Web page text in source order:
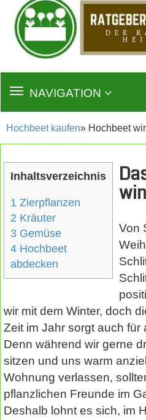
TOGGLE
NAVIGATION
NAVIGATION
Hochbeet kaufen» Hochbeet
Inhaltsverzeichnis
1 Zierpflanzen
2 Kräuter
3 Gemüse
4 Hochbeet
abdecken
Von
wir mit dem Winter, doch
Zeit im Jahr sorgt auch für
Denn während wir gerne
sitzen und uns warm
Wohnung verlassen,
pflanzlichen Freunde im
Deshalb lohnt es sich, im